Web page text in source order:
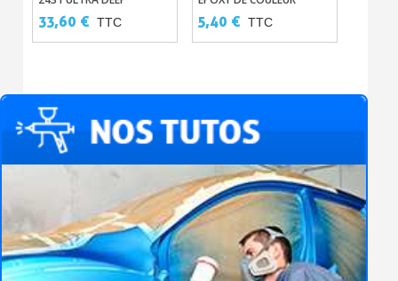
STARDUST 1,8KG POUR
COULÉE ÉPAISSE
33,60 € TTC
CANDY INKS
5,40 € TTC